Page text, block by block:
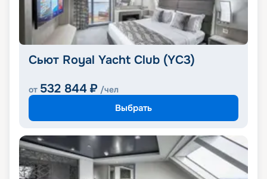
Сьют Royal Yacht Club (YC3)
от 532 844 ₽ /чел
Выбрать